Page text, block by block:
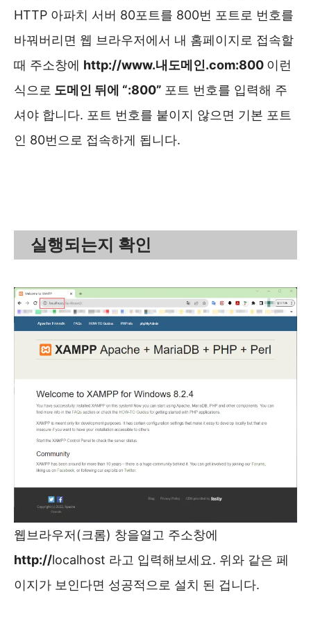
HTTP 아파치 서버 80포트를 800번 포트로 번호를
바꿔버리면 웹 브라우저에서 내 홈페이지로 접속할
때 주소창에 http://www.내도메인.com:800 이런
식으로 도메인 뒤에 “:800” 포트 번호를 입력해 주
셔야 합니다. 포트 번호를 붙이지 않으면 기본 포트
인 80번으로 접속하게 됩니다.
실행되는지 확인
웹브라우저(크롬) 창을열고 주소창에
http://localhost 라고 입력해보세요. 위와 같은 페
이지가 보인다면 성공적으로 설치 된 겁니다.